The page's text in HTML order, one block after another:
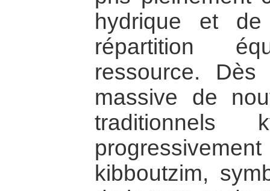
hydrique et
répartition
ressource. Dès
massive de
kibboutzim,